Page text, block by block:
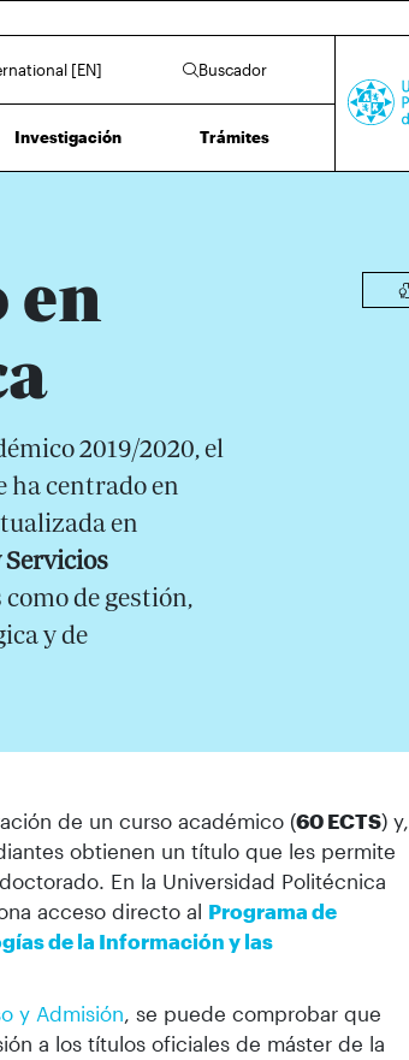
[EN] Buscador
Investigación Trámites
en
2019/2020, el
ha centrado en
en
Servicios
de gestión,
y de
de un curso académico (60 ECTS) y,
obtienen un título que les permite
En la Universidad Politécnica
acceso directo al Programa de
de la Información y las
y Admisión, se puede comprobar que
a los títulos oficiales de máster de la